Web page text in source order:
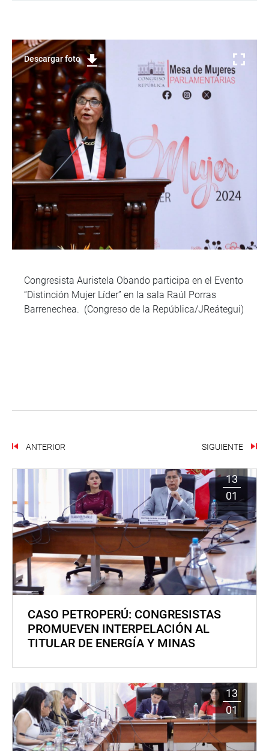
Descargar foto
Congresista Auristela Obando participa en el Evento
“Distinción Mujer Líder” en la sala Raúl Porras
Barrenechea. (Congreso de la República/JReátegui)
ANTERIOR SIGUIENTE
13
01
CASO PETROPERÚ: CONGRESISTAS
PROMUEVEN INTERPELACIÓN AL
TITULAR DE ENERGÍA Y MINAS
13
01